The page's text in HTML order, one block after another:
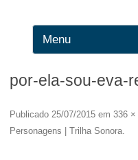
por-ela-sou-eva-
Publicado 25/07/2015 em 336 ×
Personagens | Trilha Sonora.